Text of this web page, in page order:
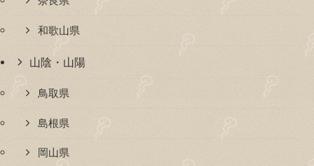
和歌山県
山陰・山陽
鳥取県
島根県
岡山県